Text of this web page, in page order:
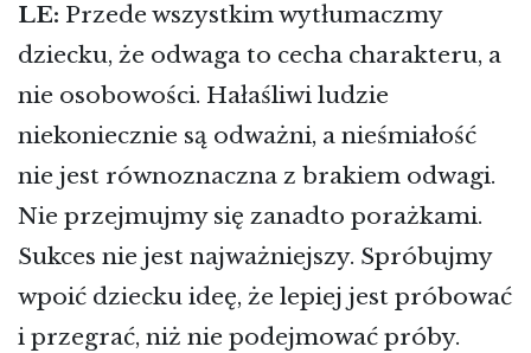
LE: Przede wszystkim wytłumaczmy
dziecku, że odwaga to cecha charakteru, a
nie osobowości. Hałaśliwi ludzie
niekoniecznie są odważni, a nieśmiałość
nie jest równoznaczna z brakiem odwagi.
Nie przejmujmy się zanadto porażkami.
Sukces nie jest najważniejszy. Spróbujmy
wpoić dziecku ideę, że lepiej jest próbować
i przegrać, niż nie podejmować próby.